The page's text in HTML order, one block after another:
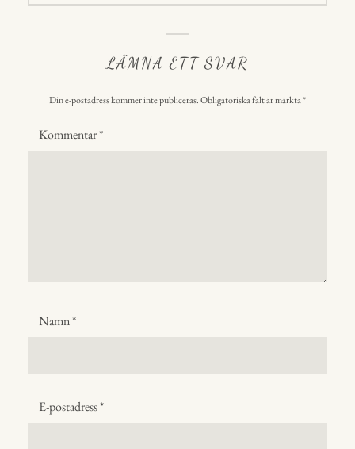
LÄMNA ETT SVAR
Din e-postadress kommer inte publiceras.Obligatoriska fält är märkta*
Kommentar*
Namn*
E-postadress*